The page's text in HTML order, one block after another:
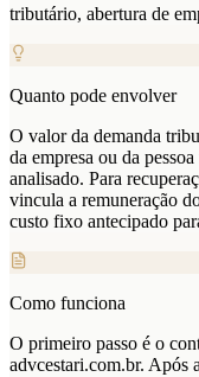
tributário, abertura de
Quanto pode envolver
O valor da demanda
da empresa ou da
analisado. Para
vincula a remuneração
custo fixo antecipado
Como funciona
O primeiro passo é o
advcestari.com.br. Após